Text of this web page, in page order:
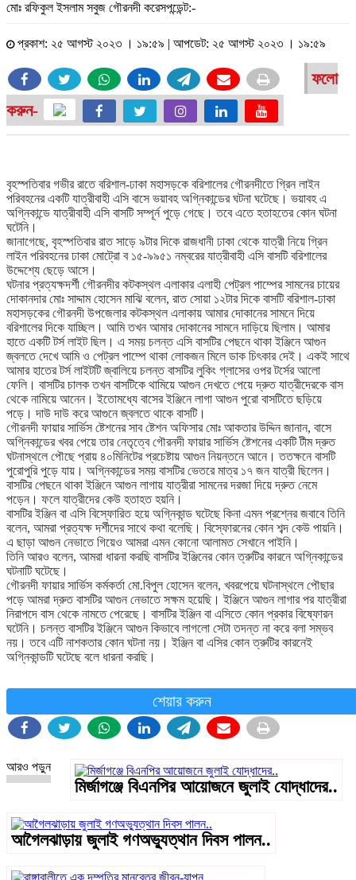
মোঃ রফিকুল ইসলাম সবুজ গৌরনদী করেসপন্ডেন্ট:-
প্রকাশ: ২৫ আগস্ট ২০২৩ । ১৯:৫৯ | আপডেট: ২৫ আগস্ট ২০২৩ । ১৯:৫৯
ফলো
করুন-
বৃহস্পতিবার গভীর রাতে বরিশাল-ঢাকা মহাসড়কে বরিশালের গৌরনদীতে গ্রিন লাইন
পরিবহনের একটি যাত্রীবাহী এসি বাসে ভয়াবহ অগ্নিকান্ডের ঘটনা ঘটেছে। ভয়াবহ এ
অগ্নিকান্ডে যাত্রীবাহী এসি বাসটি সম্পূর্ন পুড়ে গেছে। তবে এতে হতাহতের কোন ঘটনা
ঘটেনি।
জানাগেছে, বৃহস্পতিবার রাত সাড়ে ৯টার দিকে রাজধানী ঢাকা থেকে যাত্রী নিয়ে গ্রিন
লাইন পরিবহনের ঢাকা মোট্রো ব ১৫-৯৯৫১ নম্বরের যাত্রীবাহী এসি বাসটি বরিশালের
উদ্দেশ্যে ছেড়ে আসে।
ঘটনার প্রত্যক্ষদর্শী গৌরনদীর কটকস্থল এলাকার এলাহী পেট্রল পাম্পের সামনের চায়ের
দোকানদার মোঃ সাদ্দাম হোসেন মাঝি বলেন, রাত সোয়া ১২টার দিকে বাসটি বরিশাল-ঢাকা
মহাসড়কের গৌরনদী উপজেলার কটকস্থল এলাকায় আমার দোকানের সামনে দিয়ে
বরিশালের দিকে যাচ্ছিল। আমি তখন আমার দোকানের সামনে দাড়িয়ে ছিলাম। আমার
হাতে একটি টর্স লাইট ছিল। এ সময় চলন্ত এসি বাসটির পেছনে থাকা ইঞ্জিনে আগুন
জ্বলতে দেখে আমি ও পেট্রল পাম্পে থাকা লোকজন মিলে ডাক চিৎকার দেই। একই সাথে
আমার হাতের টর্স লাইটটি জ্বালিয়ে চলন্ত বাসটির লুকিং গ্লাসের ওপর টর্সের আলো
ফেলি। বাসটির চালক তখন বাসটিকে থামিয়ে আগুন দেখতে পেয়ে দ্রুত যাত্রীদেরকে বাস
থেকে নামিয়ে আনেন। ইতোমধ্যে বাসের ইঞ্জিনে লাগা আগুন পুরো বাসটিতে ছড়িয়ে
পড়ে। দাউ দাউ করে আগুনে জ্বলতে থাকে বাসটি।
গৌরনদী ফায়ার সার্ভিস ষ্টেশনের সাব ষ্টেশন অফিসার মোঃ আকতার উদ্দিন জানান, বাসে
অগ্নিকান্ডের খবর পেয়ে তার নেতৃত্বে গৌরনদী ফায়ার সার্ভিস ষ্টেশনের একটি টীম দ্রুত
ঘটনাস্থলে পৌছে প্রায় ৪০মিনিটের প্রচেষ্টায় আগুন নিয়ন্তনে আনে। ততক্ষনে বাসটি
পুরোপুরি পুড়ে যায়। অগ্নিকান্ডের সময় বাসটির ভেতরে মাত্র ১৭ জন যাত্রী ছিলেন।
বাসটির পেছনে থাকা ইঞ্জিনে আগুন লাগায় যাত্রীরা সামনের দরজা দিয়ে দ্রুত নেমে
পড়েন। ফলে যাত্রীদের কেউ হতাহত হয়নি।
বাসটির ইঞ্জিন বা এসি বিস্ফোরিত হয়ে অগ্নিকান্ড ঘটেছে কিনা এমন প্রশ্নের জবাবে তিনি
বলেন, আমরা প্রত্যক্ষ দর্শীদের সাথে কথা বলেছি। বিস্ফোরনের কোন শব্দ কেউ পায়নি।
এ ছাড়া আগুন নেভাতে গিয়েও আমরা এমন কোনো আলামত সেখানে পাইনি।
তিনি আরও বলেন, আমরা ধারনা করছি বাসটির ইঞ্জিনের কোন ত্রুটির কারনে অগ্নিকান্ডের
ঘটনাটি ঘটেছে।
গৌরনদী ফায়ার সার্ভিস কর্মকর্তা মো.বিপুল হোসেন বলেন, খবরপেয়ে ঘটনাস্থলে পৌছার
পড়ে আমরা দ্রুত বাসটির আগুন নেভাতে সক্ষম হয়েছি। ইঞ্জিনে আগুন লাগার পর যাত্রীরা
নিরাপদে বাস থেকে নামতে পেরেছে। বাসটির ইঞ্জিন বা এসিতে কোন প্রকার বিষ্ফোরন
ঘটেনি। চলন্ত বাসটির ইঞ্জিনে আগুন কিভাবে লাগলো সেটা তদন্ত না করে বলা সম্ভব
নয়। তবে এটি নাশকতার কোন ঘটনা নয়। ইঞ্জিন বা এসির কোন ত্রুটির কারনেই
অগ্নিকান্ডটি ঘটেছে বলে ধারনা করছি।
শেয়ার করুন
আরও পড়ুন
মির্জাগঞ্জে বিএনপির আয়োজনে জুলাই যোদ্ধাদের..
আগৈলঝাড়ায় জুলাই গণঅভ্যুত্থান দিবস পালন..